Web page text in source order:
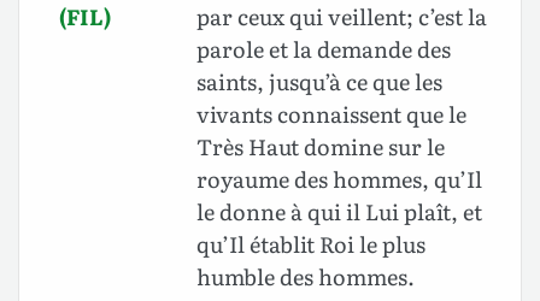
(FIL)
par ceux qui veillent; c’est la
parole et la demande des
saints, jusqu’à ce que les
vivants connaissent que le
Très Haut domine sur le
royaume des hommes, qu’Il
le donne à qui il Lui plaît, et
qu’Il établit Roi le plus
humble des hommes.